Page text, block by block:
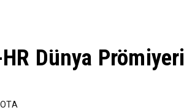
Dünya